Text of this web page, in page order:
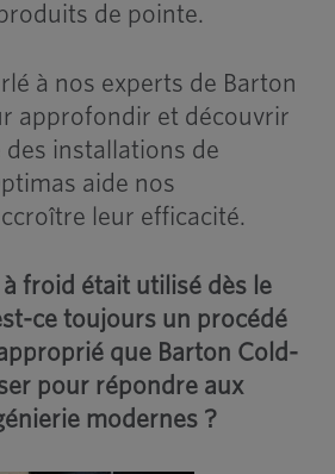
de pointe.
à nos experts de Barton
approfondir et découvrir
installations de
aide nos
leur efficacité.
à froid était utilisé dès le
ce toujours un procédé
que Barton Cold-
pour répondre aux
modernes ?